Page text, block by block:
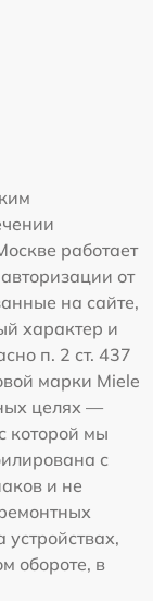
работает
от
на сайте,
характер и
п. 2 ст. 437
марки Miele
целях —
которой мы
с
и не
обороте, в